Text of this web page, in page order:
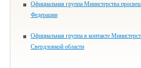
Официальная группа Министерства
Федерации
Официальная группа в контакте
Свердловкой области